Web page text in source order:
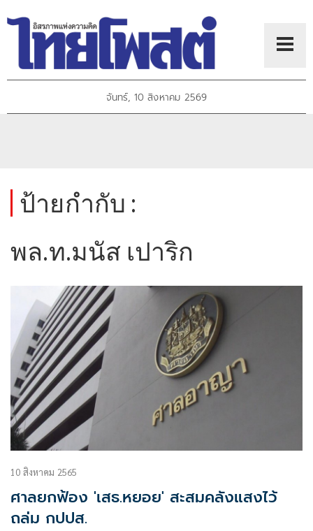
จันทร์, 10 สิงหาคม 2569
ป้ายกำกับ :
พล.ท.มนัส เปาริก
10 สิงหาคม 2565
ศาลยกฟ้อง 'เสธ.หยอย' สะสมคลังแสงไว้
ถล่ม กปปส.